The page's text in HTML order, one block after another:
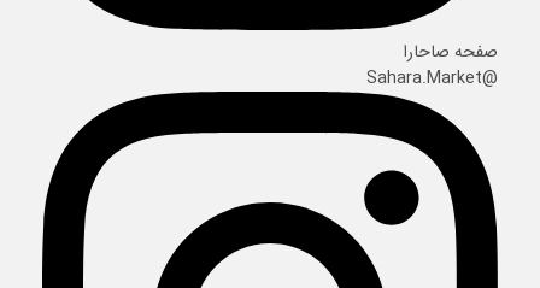
صفحه صاحارا
@Sahara.Market